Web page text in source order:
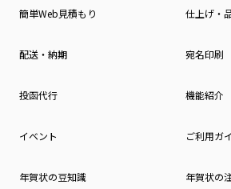
簡単Web見積もり 仕上げ・
配送・納期 宛名印刷
投函代行 機能紹介
イベント ご利用ガ
年賀状の豆知識 年賀状の